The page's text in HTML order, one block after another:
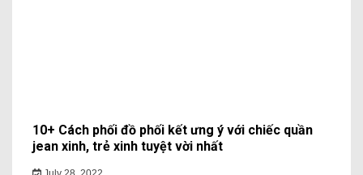
10+ Cách phối đồ phối kết ưng ý với chiếc quần
jean xinh, trẻ xinh tuyệt vời nhất